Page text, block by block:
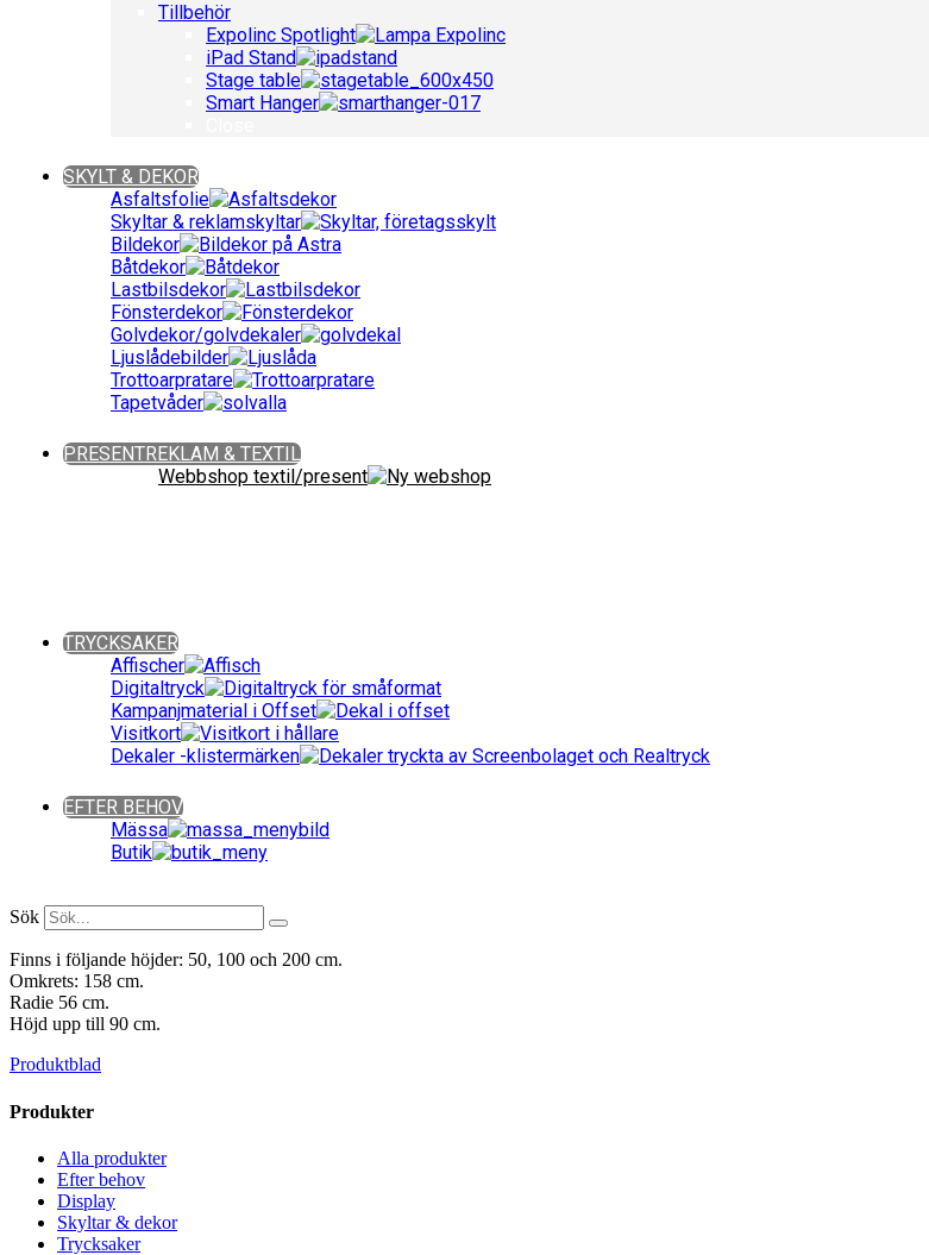
Tillbehör
Expolinc Spotlight
iPad Stand
Stage table
Smart Hanger
SKYLT & DEKOR
Asfaltsfolie
Skyltar & reklamskyltar
Bildekor
Båtdekor
Lastbilsdekor
Fönsterdekor
Golvdekor/golvdekaler
Ljuslådebilder
Trottoarpratare
Tapetvåder
PRESENTREKLAM & TEXTIL
Webbshop textil/present
TRYCKSAKER
Affischer
Digitaltryck
Kampanjmaterial i Offset
Visitkort
Dekaler -klistermärken
EFTER BEHOV
Mässa
Butik
Sök
Finns i följande höjder: 50, 100 och 200 cm.
Omkrets: 158 cm.
Radie 56 cm.
Höjd upp till 90 cm.
Produktblad
Produkter
Alla produkter
Efter behov
Display
Skyltar & dekor
Trycksaker